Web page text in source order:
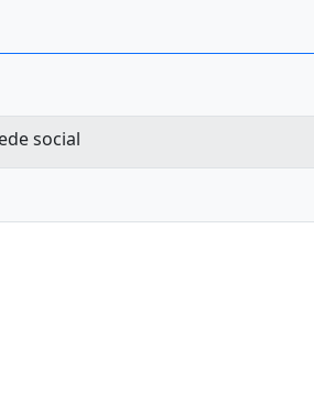
social